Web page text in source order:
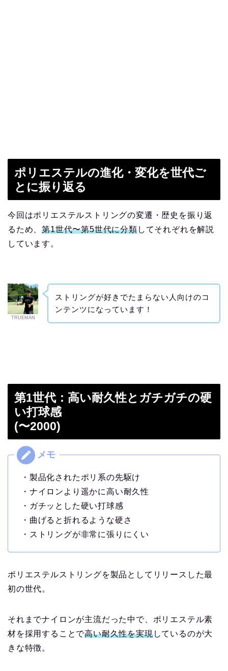
ポリエステルの進化・変化を世代ご
とに振り返る
今回はポリエステルストリングの変遷・歴史を振り返
るため、第1世代〜第5世代に分類してそれぞれを解説
しています。
TRUEMAN
ストリングが好きでたまらない人向けのコ
ンテンツになっています！
第1世代：高い耐久性とガチガチの硬
い打球感
(〜2000)
・製品化されたポリ系の先駆け
・ナイロンより遥かに高い耐久性
・ガチッとした硬い打球感
・曲げると折れるような硬さ
・ストリングが非常に張りにくい
ポリエステルストリングを製品としてリリースした最
初の世代。
それまでナイロンが主流だった中で、ポリエステル素
材を採用することで高い耐久性を実現しているのが大
きな特徴。